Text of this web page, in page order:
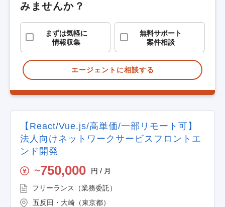
みませんか？
まずは気軽に
情報収集
無料サポート
案件相談
エージェントに相談する
【React/Vue.js/高単価/一部リモート可】
法人向けネットワークサービスフロントエ
ンド開発
〜750,000 円 / 月
フリーランス（業務委託）
五反田・大崎（東京都）